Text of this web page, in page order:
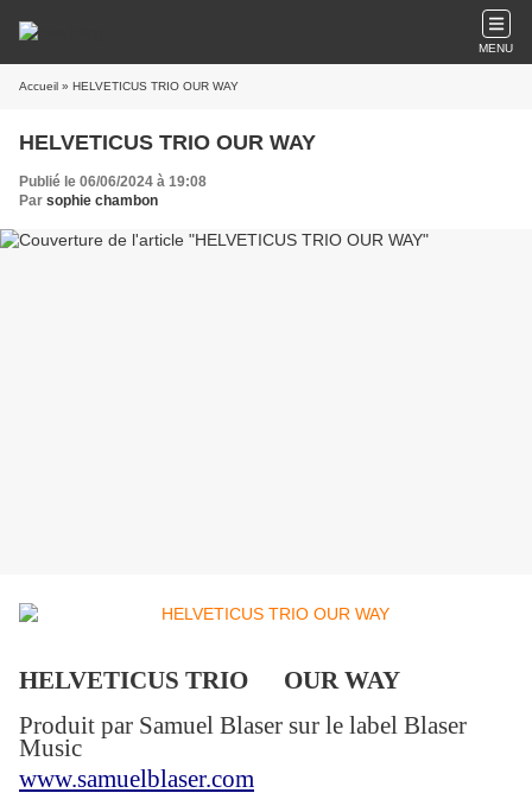
MENU
Accueil » HELVETICUS TRIO OUR WAY
HELVETICUS TRIO OUR WAY
Publié le 06/06/2024 à 19:08
Par sophie chambon
HELVETICUS TRIO OUR WAY
Produit par Samuel Blaser sur le label Blaser
Music
www.samuelblaser.com